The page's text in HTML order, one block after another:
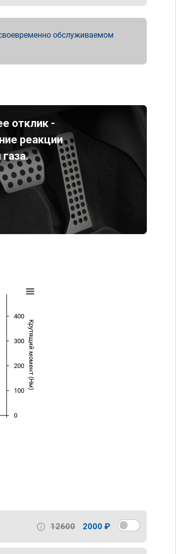
обслуживаемом
отклик -
реакции
Крутящий момент (Нм)
0
100
200
300
400
12600 2000 ₽